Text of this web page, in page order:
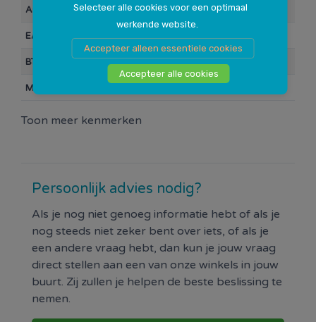
Selecteer alle cookies voor een optimaal
werkende website.
Accepteer alleen essentiele cookies
Accepteer alle cookies
Artikelnummer 113118
EAN Barcode 8714868022273
BTW 21%
Merk
Toon meer kenmerken
Persoonlijk advies nodig?
Als je nog niet genoeg informatie hebt of als je
nog steeds niet zeker bent over iets, of als je
een andere vraag hebt, dan kun je jouw vraag
direct stellen aan een van onze winkels in jouw
buurt. Zij zullen je helpen de beste beslissing te
nemen.